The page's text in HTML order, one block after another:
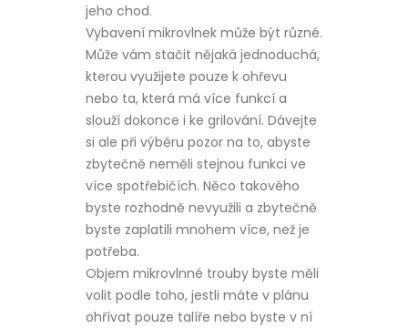
jeho chod.
Vybavení mikrovlnek může být různé.
Může vám stačit nějaká jednoduchá,
kterou využijete pouze k ohřevu
nebo ta, která má více funkcí a
slouží dokonce i ke grilování. Dávejte
si ale při výběru pozor na to, abyste
zbytečně neměli stejnou funkci ve
více spotřebičích. Něco takového
byste rozhodně nevyužili a zbytečně
byste zaplatili mnohem více, než je
potřeba.
Objem mikrovlnné trouby byste měli
volit podle toho, jestli máte v plánu
ohřívat pouze talíře nebo byste v ní